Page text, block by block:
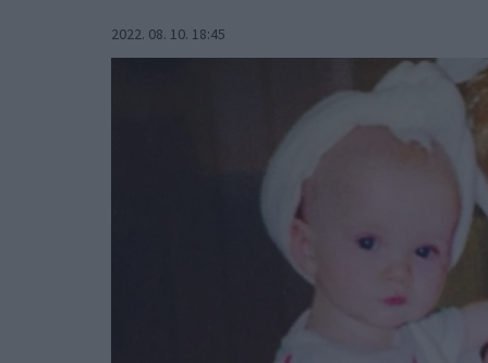
2022. 08. 10. 18:45